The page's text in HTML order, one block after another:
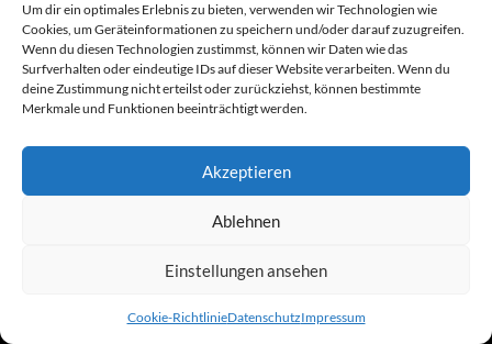
Um dir ein optimales Erlebnis zu bieten, verwenden wir Technologien wie
Cookies, um Geräteinformationen zu speichern und/oder darauf zuzugreifen.
Wenn du diesen Technologien zustimmst, können wir Daten wie das
Surfverhalten oder eindeutige IDs auf dieser Website verarbeiten. Wenn du
deine Zustimmung nicht erteilst oder zurückziehst, können bestimmte
Merkmale und Funktionen beeinträchtigt werden.
Akzeptieren
Ablehnen
Einstellungen ansehen
Cookie-RichtlinieDatenschutzImpressum
HINTERLASSEN SIE EINEN
KOMMENTAR
Sie müsseneingeloggtsein, um einen Kommentar abgeben zu
können.
Impressum
Powered by Vangerow GmbH